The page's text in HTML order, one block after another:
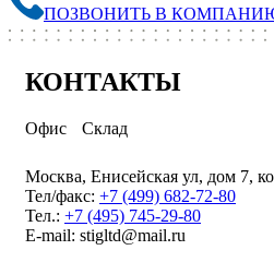
ПОЗВОНИТЬ В
КОНТАКТЫ
Офис Склад
Москва, Енисейская ул, дом 7,
Тел/факс: +7 (499) 682-72-80
Тел.: +7 (495) 745-29-80
E-mail: stigltd@mail.ru